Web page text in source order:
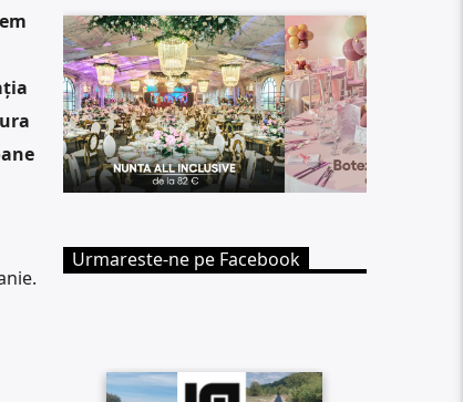
Urmareste-ne pe Facebook